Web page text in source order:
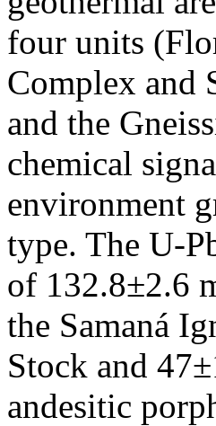
four units
Complex and
and the
chemical
environment
type. The U-
of 132.8±2.6
the Samaná
Stock and
andesitic